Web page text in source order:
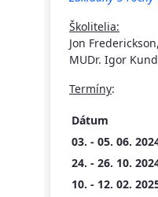
Školitelia:
Jon
MUDr. Igor
Termíny:
Dátum
03. - 05. 06.
24. - 26. 10.
10. - 12. 02.